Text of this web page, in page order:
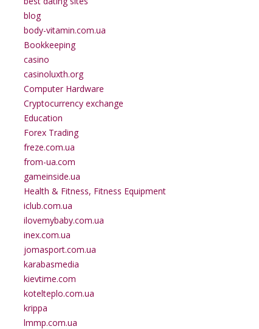
blog
body-vitamin.com.ua
Bookkeeping
casino
casinoluxth.org
Computer Hardware
Cryptocurrency exchange
Education
Forex Trading
freze.com.ua
from-ua.com
gameinside.ua
Health & Fitness, Fitness Equipment
iclub.com.ua
ilovemybaby.com.ua
inex.com.ua
jomasport.com.ua
karabasmedia
kievtime.com
kotelteplo.com.ua
krippa
lmmp.com.ua